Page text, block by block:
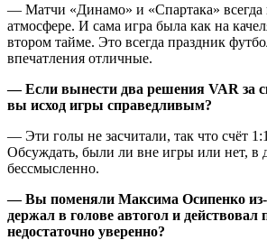
— Матчи «Динамо» и «Спартака» всегда
атмосфере. И сама игра была как на
втором тайме. Это всегда праздник
впечатления отличные.
— Если вынести два решения VAR за
вы исход игры справедливым?
— Эти голы не засчитали, так что счёт
Обсуждать, были ли вне игры или нет, в
бессмысленно.
— Вы поменяли Максима Осипенко из-
держал в голове автогол и действовал
недостаточно уверенно?